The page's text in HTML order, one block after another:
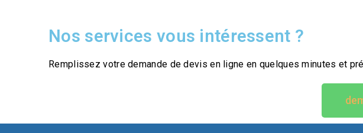
Nos services vous intéressent ?
Remplissez votre demande de devis en ligne en quelques minutes et